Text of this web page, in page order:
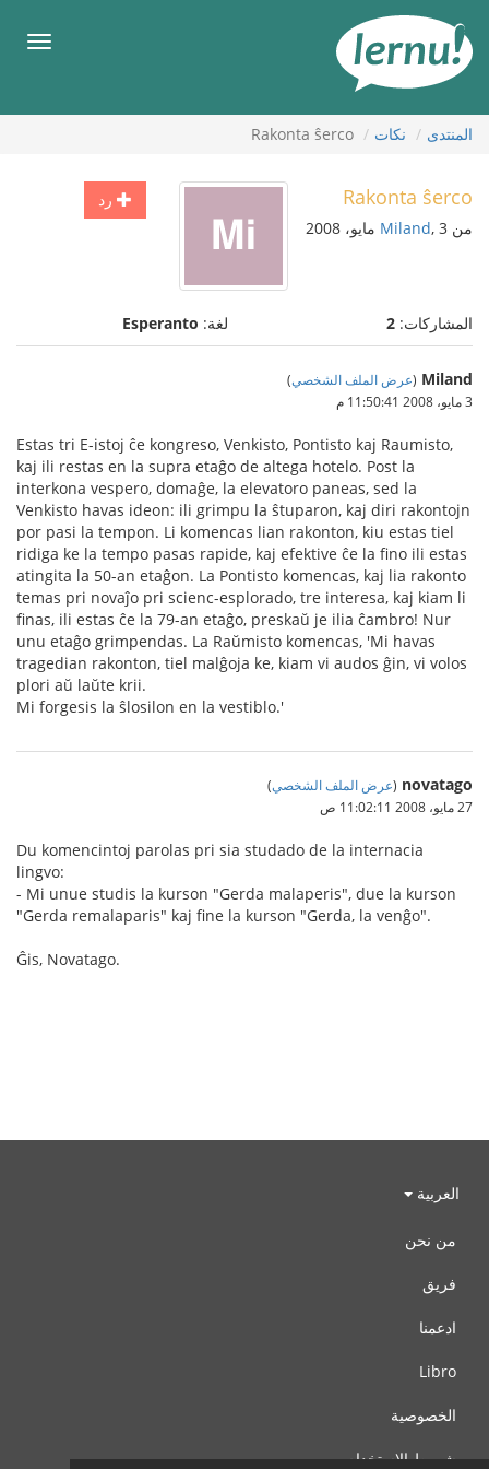
المحتويات
قائمة
المنتدى نكات Rakonta ŝerco
رد Rakonta ŝerco
من Miland, 3 مايو، 2008
المشاركات: 2 لغة: Esperanto
Miland
(عرض الملف الشخصي)
3 مايو، 2008 11:50:41 م
Estas tri E-istoj ĉe kongreso, Venkisto, Pontisto kaj Raumisto,
kaj ili restas en la supra etaĝo de altega hotelo. Post la
interkona vespero, domaĝe, la elevatoro paneas, sed la
Venkisto havas ideon: ili grimpu la ŝtuparon, kaj diri rakontojn
por pasi la tempon. Li komencas lian rakonton, kiu estas tiel
ridiga ke la tempo pasas rapide, kaj efektive ĉe la fino ili estas
atingita la 50-an etaĝon. La Pontisto komencas, kaj lia rakonto
temas pri novaĵo pri scienc-esplorado, tre interesa, kaj kiam li
finas, ili estas ĉe la 79-an etaĝo, preskaŭ je ilia ĉambro! Nur
unu etaĝo grimpendas. La Raŭmisto komencas, 'Mi havas
tragedian rakonton, tiel malĝoja ke, kiam vi audos ĝin, vi volos
plori aŭ laŭte krii.
Mi forgesis la ŝlosilon en la vestiblo.'
novatago
(عرض الملف الشخصي)
27 مايو، 2008 11:02:11 ص
Du komencintoj parolas pri sia studado de la internacia
lingvo:
- Mi unue studis la kurson "Gerda malaperis", due la kurson
"Gerda remalaparis" kaj fine la kurson "Gerda, la venĝo".
Ĝis, Novatago.
العربية
من نحن
فريق
ادعمنا
Libro
الخصوصية
شروط الإستخدام